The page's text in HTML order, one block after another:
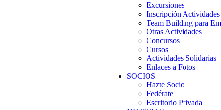
Excursiones
Inscripción Actividades
Team Building para
Otras Actividades
Concursos
Cursos
Actividades Solidarias
Enlaces a Fotos
SOCIOS
Hazte Socio
Fedérate
Escritorio Privada